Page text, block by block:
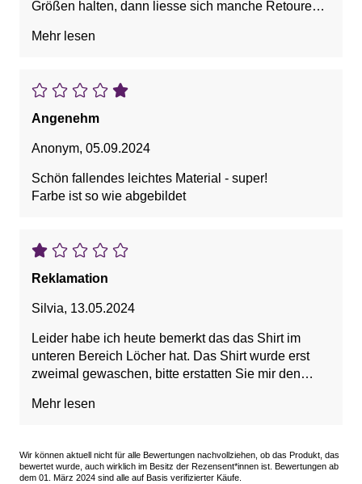
Größen halten, dann liesse sich manche Retoure
Mehr lesen
Angenehm
Anonym, 05.09.2024
Schön fallendes leichtes Material - super!
Farbe ist so wie abgebildet
Reklamation
Silvia, 13.05.2024
Leider habe ich heute bemerkt das das Shirt im
unteren Bereich Löcher hat. Das Shirt wurde erst
zweimal gewaschen, bitte erstatten Sie mir den
Mehr lesen
Wir können aktuell nicht für alle Bewertungen nachvollziehen, ob das Produkt, das
bewertet wurde, auch wirklich im Besitz der Rezensent*innen ist. Bewertungen ab
dem 01. März 2024 sind alle auf Basis verifizierter Käufe.